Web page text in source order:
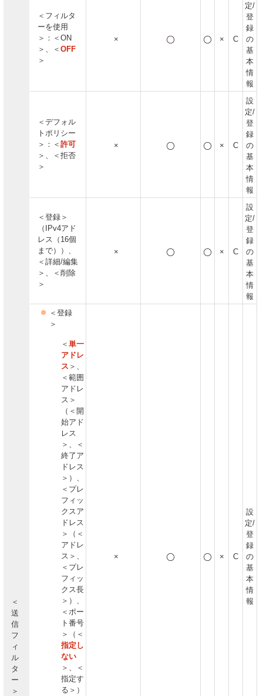
＜
送
信
フ
ィ
ル
タ
ー
＞
＜フィルタ
ーを使用
＞：＜ON
＞、＜ OFF
＞
× × C
定/
登
録
の
基
本
情
報
＜デフォル
トポリシー
＞：＜ 許可
＞、＜拒否
＞
× × C
設
定/
登
録
の
基
本
情
報
＜登録＞
（IPv4アド
レス（16個
まで））、
＜詳細/編集
＞、＜削除
＞
× × C
設
定/
登
録
の
基
本
情
報
＜登録
＞
＜ 単一
アドレ
ス ＞、
＜範囲
アドレ
ス＞
（＜開
始アド
レス
＞、＜
終了ア
ドレス
＞）、
＜プレ
フィッ
クスア
ドレス
＞（＜
アドレ
ス＞、
＜プレ
フィッ
クス長
＞）、
＜ポー
ト番号
＞（＜
指定し
ない
＞、＜
指定す
る＞）
× × C
設
定/
登
録
の
基
本
情
報